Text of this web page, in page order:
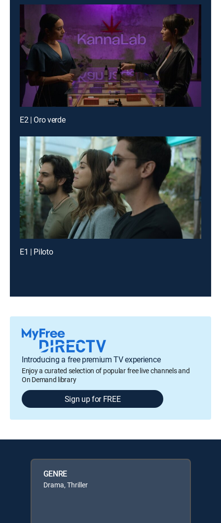
E2 | Oro verde
E1 | Piloto
Introducing a free premium TV experience
Enjoy a curated selection of popular free live channels and
On Demand library
Sign up for FREE
GENRE
Drama, Thriller